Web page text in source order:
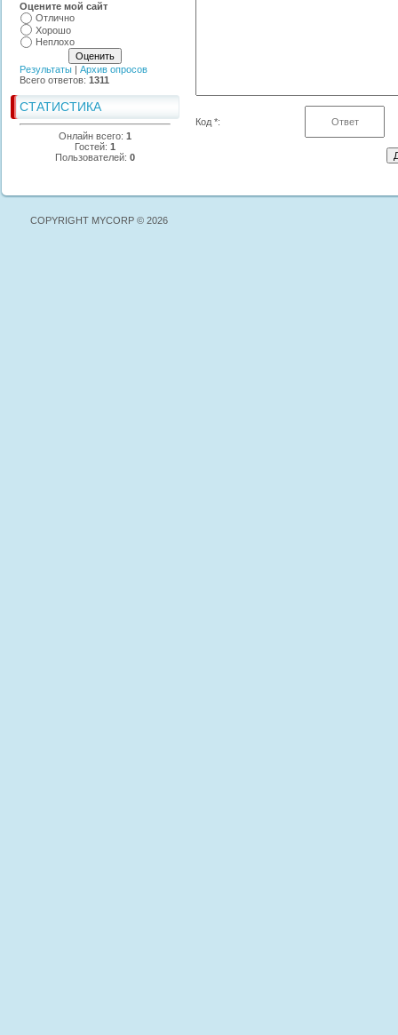
Оцените мой сайт
Отлично
Хорошо
Неплохо
Результаты | Архив опросов
Всего ответов: 1311
СТАТИСТИКА
Онлайн всего: 1
Гостей: 1
Пользователей: 0
Код *:
COPYRIGHT MYCORP © 2026